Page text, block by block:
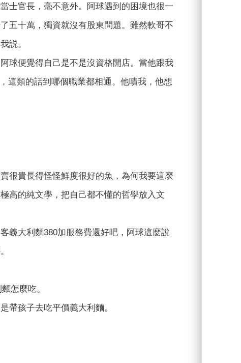
士官長，毫不意外。阿球遇到的困境也很一
五十萬，獨資就沒有股東問題。雖然軟哥不
説。
球便覺得自己是不是沒資格開店。當他跟我
這類的話到哪個職業都相通。他嘖我，他想
很貴長得怪怪鮮度很好的魚，為何我要這麼
高的純文學，把自己都不懂的哲學放入文
義大利麵380加服務費還好吧，阿球這麼說
怎麼吃。
帶孩子去吃平價義大利麵。